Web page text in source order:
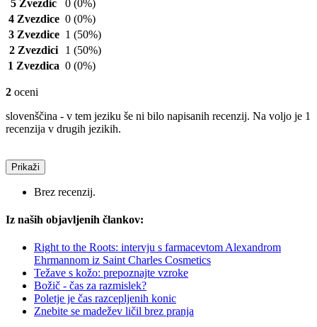
5 Zvezdic 0 (0%)
4 Zvezdice 0 (0%)
3 Zvezdice 1 (50%)
2 Zvezdici
1 (50%)
1 Zvezdica 0 (0%)
2 oceni
slovenščina - v tem jeziku še ni bilo napisanih recenzij. Na voljo je 1
recenzija v drugih jezikih.
Prikaži
Brez recenzij.
Iz naših objavljenih člankov:
Right to the Roots: intervju s farmacevtom Alexandrom
Ehrmannom iz Saint Charles Cosmetics
Težave s kožo: prepoznajte vzroke
Božič - čas za razmislek?
Poletje je čas razcepljenih konic
Znebite se madežev ličil brez pranja